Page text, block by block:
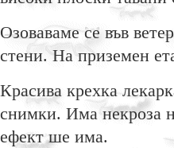
Озоваваме се във
стени. На приземен
Красива крехка
снимки. Има некроза
ефект ше има.